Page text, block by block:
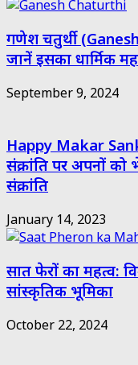
गणेश चतुर्थी
जानें इसका धार्मिक
September 9, 2024
Happy Makar
संक्रांति पर अपनों
संक्रांति
January 14, 2023
सात फेरों का महत्व:
सांस्कृतिक भूमिका
October 22, 2024